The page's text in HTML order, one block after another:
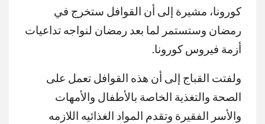
كورونا، مشيرة إلى أن القوافل ستخرج في
رمضان وستستمر لما بعد رمضان لنواجه تداعيات
أزمة فيروس كورونا.
ولفتت القباج إلى أن هذه القوافل تعمل على
الصحة والتغذية الخاصة بالأطفال والأمهات
والأسر الفقيرة وتقدم المواد الغذائيه اللازمه